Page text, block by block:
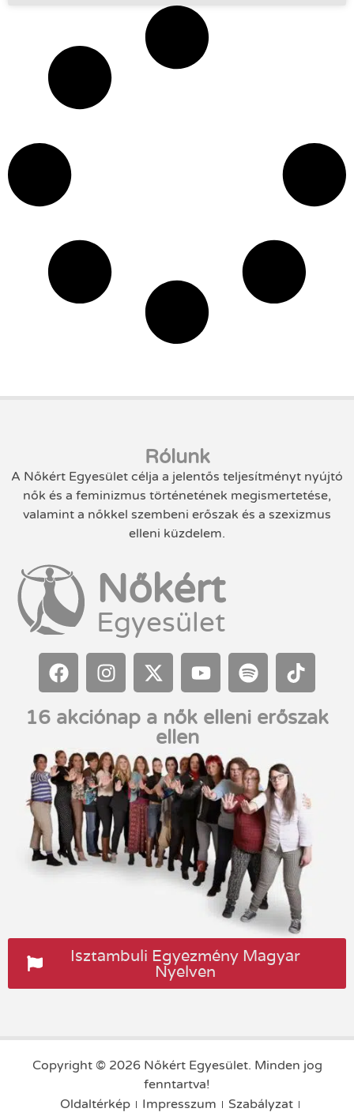
Rólunk
A Nőkért Egyesület célja a jelentős teljesítményt nyújtó
nők és a feminizmus történetének megismertetése,
valamint a nőkkel szembeni erőszak és a szexizmus
elleni küzdelem.
Nőkért
Egyesület
16 akciónap a nők elleni erőszak
ellen
Isztambuli Egyezmény Magyar
Nyelven
Copyright © 2026 Nőkért Egyesület. Minden jog
fenntartva!
Oldaltérkép
Impresszum Szabályzat